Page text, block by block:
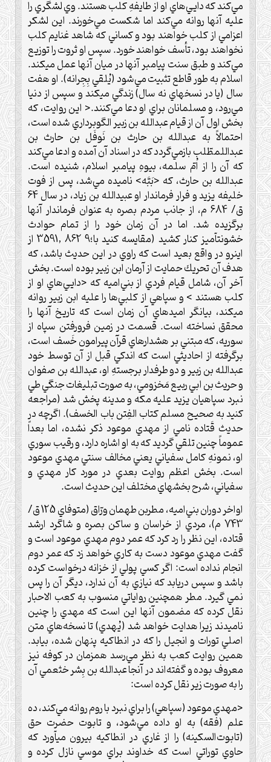
مي‌كند كه دايي‌هاي او از طايفهِ كلب هستند. وي لشگري را
عليه آنها روانه مي‌كند اما شكست مي‌خورند. اين لشكر
اعزامي از كلب خواهند بود و كساني كه شاهد غنايم كلب
نخواهند بود، تأسف خواهند خورد. سپس او ثروت را توزيع
مي‌كند و طبق سنت پيامبر آنها در ميان آنها عمل ميكند.
اسلام به طور قاطع تثبيت مي‌شود (يُلقي بِجِرانه). او هفت
سال (يا در نسخهاي نه سال) زندگي ميكند و سپس از دنيا
مي‌رود، و مسلمانان براي او دعا مي‌كنند.< اين روايت، كه
بخش اول آن از قيام عبدالله بن زبير الگوبرداري شده است،
احتمالاً به عبدالله بن حارث بن نَوفَل بن حارث بن
عبداللمطّلب بازمي‌گردد كه در اسناد آن آمده و ادعا مي‌كند
كه آن را از اُمّ سلمه، بيوهِ پيامبر اسلام، شنيده است.
عبدالله بن حارث، كه <بَبَّه> ناميده مي‌شد، پس از فوت
خليفه يزيد و فرار فرماندار او عبيدالله بن زياد، در سال 64
ق/ 684 م، از جانب مردم بصره به عنوان فرماندار آنها
برگزيده شد. اما در آن زمان خود را از تمام حوادث
خشونتآميز كنار كشيد (مقايسه كنيد با؛9 862 ,3591 از
اينرو در واقع بعيد است كه راوي در اين حديث باشد، كه
هدف آن تحريك حمايت از آرمان ابن زبير بوده است. بخش
آخر آن، شامل قيام فردي از بني‌اميه كه <دايي‌هاي او از
كلب هستند > و سپاهي از كلبي‌ها را عليه ابن زبير روانه
ميكند، بيانگر اميدهاي آن زمان است كه تاريخ آنها را
محقق نساخته است. قسمت در زمين فرورفتن سپاه از
سوريه، كه مبتني بر هشدارهاي قرآن پيرامون خَسف است،
برگرفته از احاديثي است كه اندكي قبل از آن توسط خود
عبدالله بن زبير و دو طرفدار برجستهِ او، عبدالله بن صفوان
و حريث بن ابي ربيع مَخزومي، به صورت تبليغات جنگي طي
نبرد سپاهيان يزيد عليه مكه و مدينه پخش شد (مراجعه
كنيد به صحيح مسلم كتاب الفِتن باب الخسف). اگرچه در
حديث قَتاده نامي از مهدي موعود ذكر نشده، اما بعداً
عموماً چنين تلقي گرديد كه به او اشاره دارد، و رقيب سوري
او، نمونهِ كامل سفياني يعني مخالف سنتي مهدي موعود
است. بخش اعظم روايت بعدي در مورد كار مهدي و
سفياني، شرح بخشهاي مختلف اين حديث است.
اواخر دوران بني‌اميه، مطربن طهمان ورّاق (متوفاي 125 ق/
743 م)، مردي از خراسان و ساكن بصره و شاگرد ارشد
قتاده، اين نظر را رد كرد كه عمر دوم مهدي موعود است و
گفت مهدي موعود دست به كاري خواهد زد كه عمر دوم
انجام نداده است: اگر كسي پولي از خزانه درخواست كرده
باشد و سپس دريابد كه نيازي به آن ندارد، ديگر آن را پس
نمي گيرد. مطر همچنين رواياتي منسوب به كعب الاحبار
نقل كرده كه مضمون آنها اين است كه مهدي را چنين
ناميدند زيرا هدايت خواهد شد (يُهدي) تا نسخه‌هاي متن
اصلي تورات و انجيل را كه در انطاكيه پنهان شده، بيابد.
همين روايت كعب به نظر مي‌رسد همزمان در كوفه نيز
معروف بوده و گفته‌اند در آنجا عبدالله بن بِشر خثعمي آن
را به صورت زير نقل كرده است:
<مهدي موعود (سپاهي) را براي نبرد با روم روانه مي‌كند، ده
علم (فقه) به او داده مي‌شود، و تابوت حضرت حق
(تابوت‌السكينه) را از غاري در انطاكيه بيرون ميآورد كه
حاوي توراتي است كه خداوند براي موسي نازل كرده و